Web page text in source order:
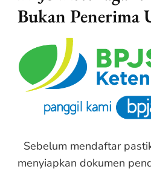
Bukan Penerima
Sebelum mendaftar
menyiapkan dokumen